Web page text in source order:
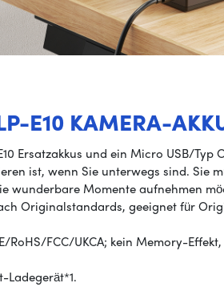
E10 KAMERA-
Ersatzakkus und ein Micro USB/Typ
ist, wenn Sie unterwegs sind. Sie
wunderbare Momente aufnehmen
Originalstandards, geeignet für
FCC/UKCA; kein Memory-
Ladegerät*1.